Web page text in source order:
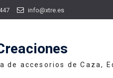
info@xtre.es
de accesorios de Caza,